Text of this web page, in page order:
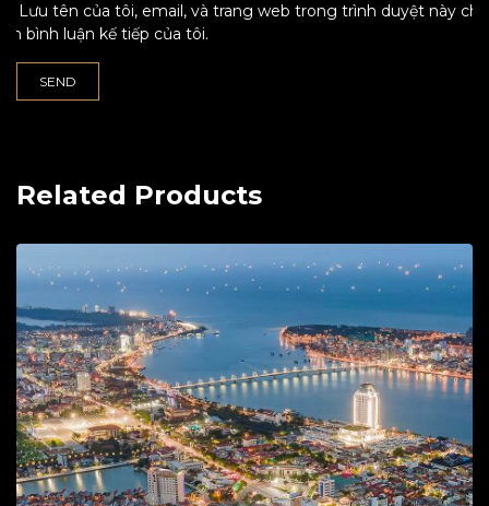
Lưu tên của tôi, email, và trang web trong trình duyệt này cho
lần bình luận kế tiếp của tôi.
Related Products